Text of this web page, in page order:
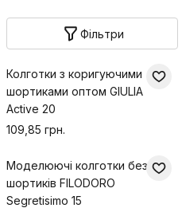
Фільтри
Колготки з коригуючими
шортиками оптом GIULIA
Active 20
109,85 грн.
Моделюючі колготки без
шортиків FILODORO
Segretisimo 15